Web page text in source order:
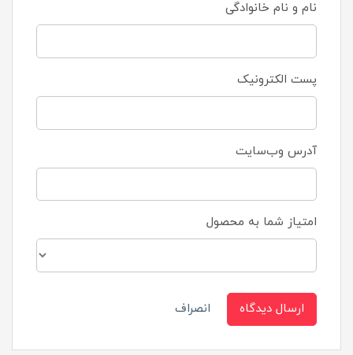
نام و نام خانوادگی
پست الکترونیک
آدرس وب‌سایت
امتیاز شما به محصول
ارسال دیدگاه انصراف